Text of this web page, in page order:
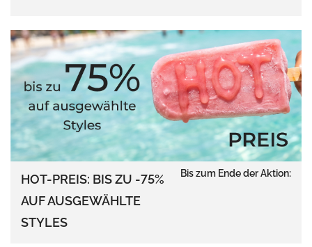
HOT-PREIS: BIS ZU -75%
AUF AUSGEWÄHLTE
STYLES
Bis zum Ende der Aktion: